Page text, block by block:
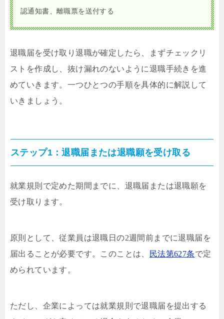
認通知書、離職票を送付する
退職届を受け取り退職が確定したら、まずチェックリ
ストを作成し、抜け漏れのないように退職手続きを進
めていきます。一つひとつの手順を具体的に解説して
いきましょう。
ステップ1：退職届または退職願を受け取る
就業規則で定めた期間までに、退職届または退職願を
受け取ります。
原則として、従業員は退職日の2週間前までに退職届を
届出ることが必要です。このことは、
民法第627条で定
められています。
ただし、企業によっては就業規則で退職届を提出する